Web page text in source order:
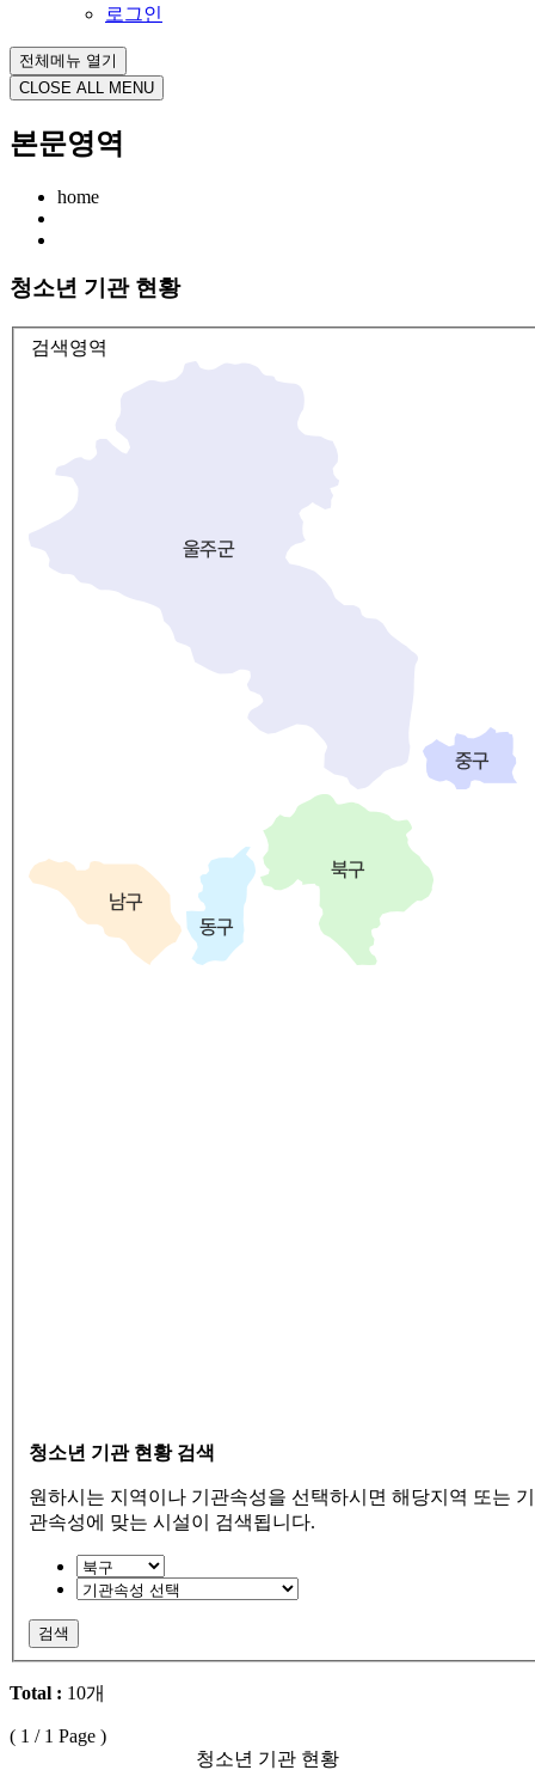
로그인
전체메뉴 열기
CLOSE ALL MENU
본문영역
home
청소년 기관 현황
검색영역
청소년 기관 현황 검색
원하시는 지역이나 기관속성을 선택하시면 해당지역 또는 기
관속성에 맞는 시설이 검색됩니다.
검색
Total : 10개
( 1 / 1 Page )
청소년 기관 현황